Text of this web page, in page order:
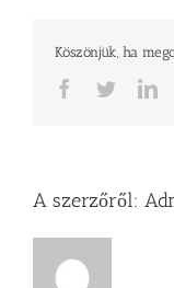
Köszönjük, ha
Facebook
Twitter
A szerzőről: